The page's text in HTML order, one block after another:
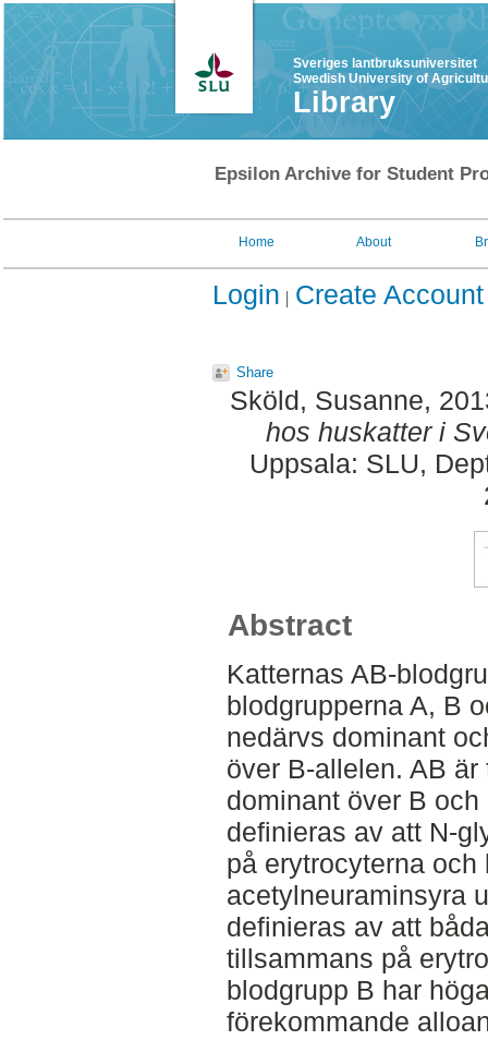
Sveriges lantbruksuniversitet
Swedish University of
Library
Epsilon Archive for Student
Home About
Login Create Account
Share
Sköld, Susanne,
hos huskatter i
Uppsala: SLU,
Abstract
Katternas AB-
blodgrupperna A, B
nedärvs dominant
över B-allelen. AB
dominant över B
definieras av att N-
på erytrocyterna
acetylneuraminsyra
definieras av att
tillsammans på
blodgrupp B har
förekommande